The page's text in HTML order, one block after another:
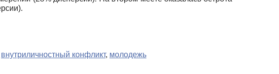
внутриличностный конфликт, молодежь